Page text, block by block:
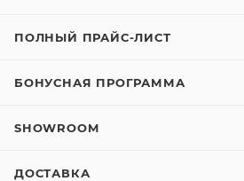
ПОЛНЫЙ ПРАЙС-ЛИСТ
БОНУСНАЯ ПРОГРАММА
SHOWROOM
ДОСТАВКА